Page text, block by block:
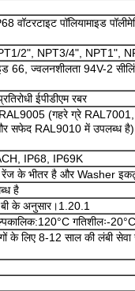
वॉटरटाइट पॉलियामाइड
2", NPT3/4", NPT1",
66, ज्वलनशीलता 94V-2
ईपीडीएम रबर
(गहरे ग्रे
सफेद RAL9010 में उपलब्ध
IP68, IP69K
के भीतर है और Washer
है
बी के अनुसार।1.20.1
गतिशीलः-
के लिए 8-12 साल की लंबी